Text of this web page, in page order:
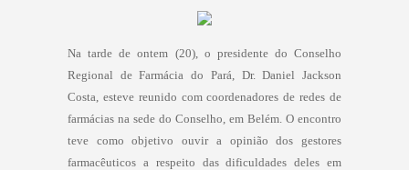
Na tarde de ontem (20), o presidente do Conselho
Regional de Farmácia do Pará, Dr. Daniel Jackson
Costa, esteve reunido com coordenadores de redes de
farmácias na sede do Conselho, em Belém. O encontro
teve como objetivo ouvir a opinião dos gestores
farmacêuticos a respeito das dificuldades deles em